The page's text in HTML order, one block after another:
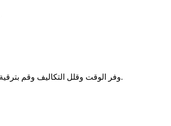
وفر الوقت وقلل التكاليف وقم بترقية صورك باستخدام مولد مكياج بالذكاء الاصطناعي - دون المساس بالواقعية.